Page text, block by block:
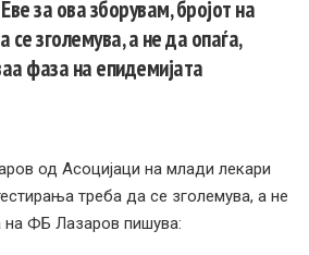
за ова зборувам, бројот на
зголемува, а не да опаѓа,
фаза на епидемијата
од Асоцијаци на млади лекари
треба да се зголемува, а не
на ФБ Лазаров пишува: